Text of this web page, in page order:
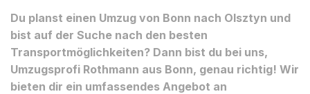
Du planst einen Umzug von Bonn nach Olsztyn und
bist auf der Suche nach den besten
Transportmöglichkeiten? Dann bist du bei uns,
Umzugsprofi Rothmann aus Bonn, genau richtig! Wir
bieten dir ein umfassendes Angebot an